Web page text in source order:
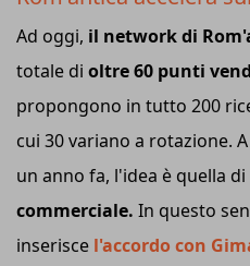
Ad oggi, il network di
totale di oltre 60 punti
propongono in tutto 200
cui 30 variano a rotazione.
un anno fa, l'idea è quella di
commerciale. In questo
inserisce l'accordo con